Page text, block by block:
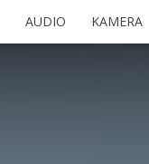
AUDIO KAMERA